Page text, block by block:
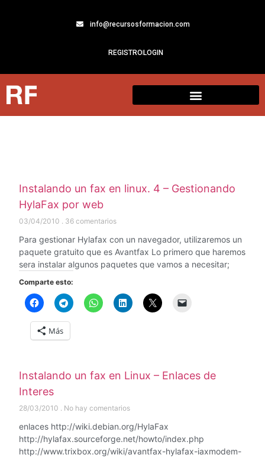
info@recursosformacion.com
REGISTROLOGIN
Instalando un fax en linux. 4 – Gestionando
HylaFax por web
03/04/2010 36 comentarios
Para gestionar Hylafax con un navegador, utilizaremos un
paquete gratuito que es Avantfax Lo primero que haremos
sera instalar algunos paquetes que vamos a necesitar;
Comparte esto:
Más
Instalando un fax en Linux – Enlaces de
Interes
28/03/2010 No hay comentarios
enlaces http://wiki.debian.org/HylaFax
http://hylafax.sourceforge.net/howto/index.php
http://www.trixbox.org/wiki/avantfax-hylafax-iaxmodem-